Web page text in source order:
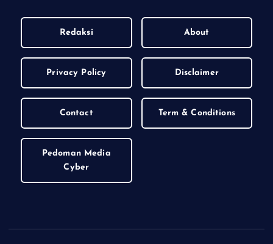
Redaksi About
Privacy Policy Disclaimer
Contact Term & Conditions
Pedoman Media
Cyber